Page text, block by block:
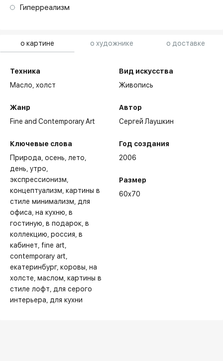
о картине о художнике о доставке
Техника
Масло,холст
Жанр
Fine and Contemporary Art
Ключевые слова
Природа осень лето
день утро
экспрессионизм
концептуализм картины в
стиле минимализм для
офиса на кухню в
гостиную в подарок в
коллекцию россия в
кабинет fine art
contemporary art
екатеринбург коровы на
холсте маслом картины в
стиле лофт для серого
интерьера для кухни
Вид искусства
Живопись
Автор
Сергей Лаушкин
Год создания
2006
Размер
60x70
Гиперреализм